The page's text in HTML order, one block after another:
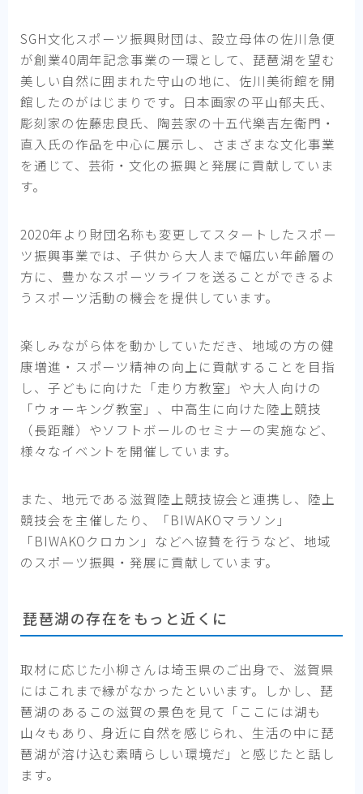
SGH文化スポーツ振興財団は、設立母体の佐川急便
が創業40周年記念事業の一環として、琵琶湖を望む
美しい自然に囲まれた守山の地に、佐川美術館を開
館したのがはじまりです。日本画家の平山郁夫氏、
彫刻家の佐藤忠良氏、陶芸家の十五代樂吉左衞門・
直入氏の作品を中心に展示し、さまざまな文化事業
を通じて、芸術・文化の振興と発展に貢献していま
す。
2020年より財団名称も変更してスタートしたスポー
ツ振興事業では、子供から大人まで幅広い年齢層の
方に、豊かなスポーツライフを送ることができるよ
うスポーツ活動の機会を提供しています。
楽しみながら体を動かしていただき、地域の方の健
康増進・スポーツ精神の向上に貢献することを目指
し、子どもに向けた「走り方教室」や大人向けの
「ウォーキング教室」、中高生に向けた陸上競技
（長距離）やソフトボールのセミナーの実施など、
様々なイベントを開催しています。
また、地元である滋賀陸上競技協会と連携し、陸上
競技会を主催したり、「BIWAKOマラソン」
「BIWAKOクロカン」などへ協賛を行うなど、地域
のスポーツ振興・発展に貢献しています。
琵琶湖の存在をもっと近くに
取材に応じた小柳さんは埼玉県のご出身で、滋賀県
にはこれまで縁がなかったといいます。しかし、琵
琶湖のあるこの滋賀の景色を見て「ここには湖も
山々もあり、身近に自然を感じられ、生活の中に琵
琶湖が溶け込む素晴らしい環境だ」と感じたと話し
ます。